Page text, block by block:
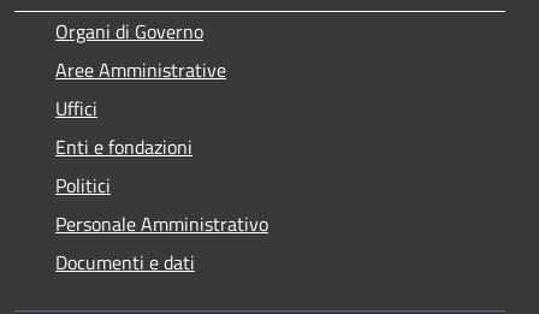
Organi di Governo
Aree Amministrative
Uffici
Enti e fondazioni
Politici
Personale Amministrativo
Documenti e dati